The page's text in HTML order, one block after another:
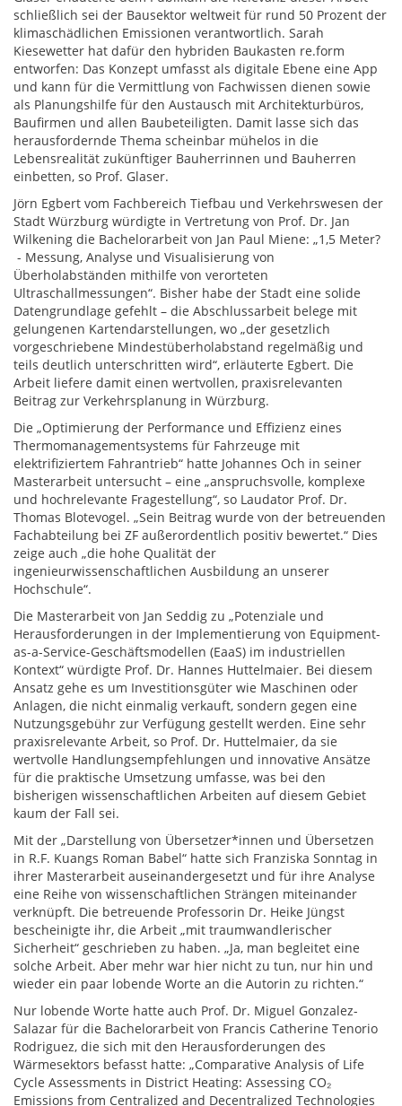
schließlich sei der Bausektor weltweit für rund 50 Prozent der
klimaschädlichen Emissionen verantwortlich. Sarah
Kiesewetter hat dafür den hybriden Baukasten re.form
entworfen: Das Konzept umfasst als digitale Ebene eine App
und kann für die Vermittlung von Fachwissen dienen sowie
als Planungshilfe für den Austausch mit Architekturbüros,
Baufirmen und allen Baubeteiligten. Damit lasse sich das
herausfordernde Thema scheinbar mühelos in die
Lebensrealität zukünftiger Bauherrinnen und Bauherren
einbetten, so Prof. Glaser.
Jörn Egbert vom Fachbereich Tiefbau und Verkehrswesen der
Stadt Würzburg würdigte in Vertretung von Prof. Dr. Jan
Wilkening die Bachelorarbeit von Jan Paul Miene: „1,5 Meter?
- Messung, Analyse und Visualisierung von
Überholabständen mithilfe von verorteten
Ultraschallmessungen“. Bisher habe der Stadt eine solide
Datengrundlage gefehlt – die Abschlussarbeit belege mit
gelungenen Kartendarstellungen, wo „der gesetzlich
vorgeschriebene Mindestüberholabstand regelmäßig und
teils deutlich unterschritten wird“, erläuterte Egbert. Die
Arbeit liefere damit einen wertvollen, praxisrelevanten
Beitrag zur Verkehrsplanung in Würzburg.
Die „Optimierung der Performance und Effizienz eines
Thermomanagementsystems für Fahrzeuge mit
elektrifiziertem Fahrantrieb“ hatte Johannes Och in seiner
Masterarbeit untersucht – eine „anspruchsvolle, komplexe
und hochrelevante Fragestellung“, so Laudator Prof. Dr.
Thomas Blotevogel. „Sein Beitrag wurde von der betreuenden
Fachabteilung bei ZF außerordentlich positiv bewertet.“ Dies
zeige auch „die hohe Qualität der
ingenieurwissenschaftlichen Ausbildung an unserer
Hochschule“.
Die Masterarbeit von Jan Seddig zu „Potenziale und
Herausforderungen in der Implementierung von Equipment-
as-a-Service-Geschäftsmodellen (EaaS) im industriellen
Kontext“ würdigte Prof. Dr. Hannes Huttelmaier. Bei diesem
Ansatz gehe es um Investitionsgüter wie Maschinen oder
Anlagen, die nicht einmalig verkauft, sondern gegen eine
Nutzungsgebühr zur Verfügung gestellt werden. Eine sehr
praxisrelevante Arbeit, so Prof. Dr. Huttelmaier, da sie
wertvolle Handlungsempfehlungen und innovative Ansätze
für die praktische Umsetzung umfasse, was bei den
bisherigen wissenschaftlichen Arbeiten auf diesem Gebiet
kaum der Fall sei.
Mit der „Darstellung von Übersetzer*innen und Übersetzen
in R.F. Kuangs Roman Babel“ hatte sich Franziska Sonntag in
ihrer Masterarbeit auseinandergesetzt und für ihre Analyse
eine Reihe von wissenschaftlichen Strängen miteinander
verknüpft. Die betreuende Professorin Dr. Heike Jüngst
bescheinigte ihr, die Arbeit „mit traumwandlerischer
Sicherheit“ geschrieben zu haben. „Ja, man begleitet eine
solche Arbeit. Aber mehr war hier nicht zu tun, nur hin und
wieder ein paar lobende Worte an die Autorin zu richten.“
Nur lobende Worte hatte auch Prof. Dr. Miguel Gonzalez-
Salazar für die Bachelorarbeit von Francis Catherine Tenorio
Rodriguez, die sich mit den Herausforderungen des
Wärmesektors befasst hatte: „Comparative Analysis of Life
Cycle Assessments in District Heating: Assessing CO₂
Emissions from Centralized and Decentralized Technologies